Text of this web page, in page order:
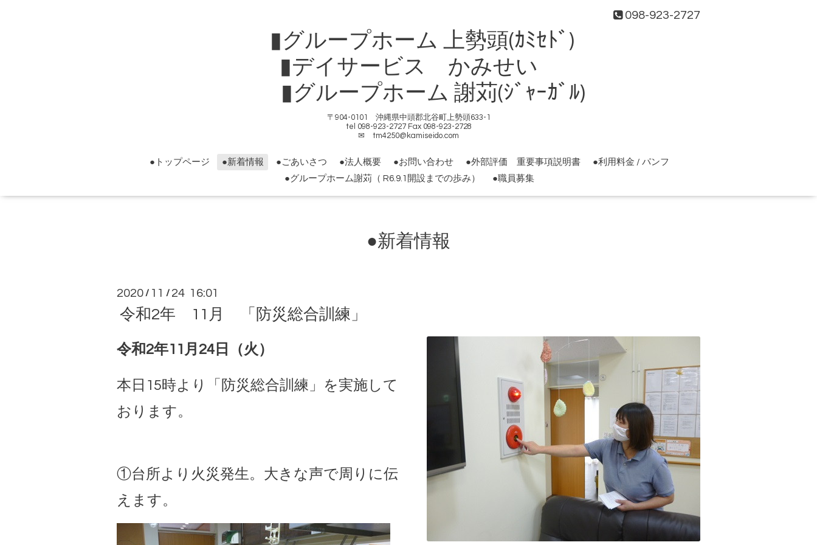
098-923-2727
▮グループホーム 上勢頭(ｶﾐｾﾄﾞ)
▮デイサービス かみせい
▮グループホーム 謝苅(ｼﾞｬｰｶﾞﾙ)
〒904-0101 沖縄県中頭郡北谷町上勢頭633-1
tel 098-923-2727 Fax 098-923-2728
✉ tm4250@kamiseido.com
●トップページ ●新着情報 ●ごあいさつ ●法人概要 ●お問い合わせ ●外部評価 重要事項説明書
●利用料金 / パンフ
●グループホーム謝苅（ R6.9.1開設までの歩み）
●職員募集
●新着情報
2020 / 11 / 24 16:01
令和2年 11月 「防災総合訓練」
令和2年11月24日（火）
本日15時より「防災総合訓練」を実施して
おります。
①台所より火災発生。大きな声で周りに伝
えます。